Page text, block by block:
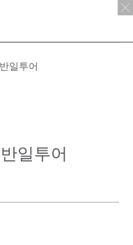
일투어
일투어